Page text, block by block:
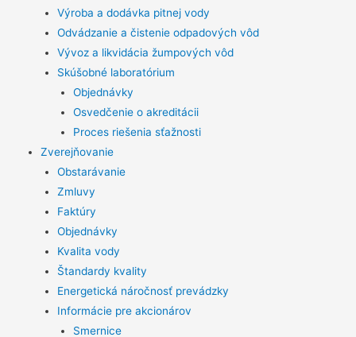
Výroba a dodávka pitnej vody
Odvádzanie a čistenie odpadových vôd
Vývoz a likvidácia žumpových vôd
Skúšobné laboratórium
Objednávky
Osvedčenie o akreditácii
Proces riešenia sťažnosti
Zverejňovanie
Obstarávanie
Zmluvy
Faktúry
Objednávky
Kvalita vody
Štandardy kvality
Energetická náročnosť prevádzky
Informácie pre akcionárov
Smernice